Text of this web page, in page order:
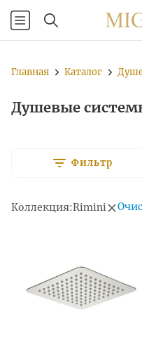
Главная Каталог
Душевые
Фильтр
Коллекция:Rimini